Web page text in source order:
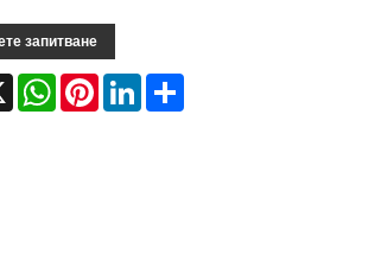
запитване
X WhatsAppPinterestLinkedIn